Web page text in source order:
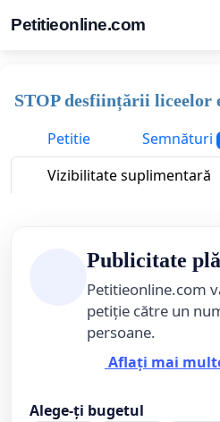
Petitieonline.com
STOP desființării liceelor
Petitie
Semnături
Vizibilitate suplimentară
Publicitate
Petitieonline.com
petiție către un
persoane.
Aflați mai
Alege-ți bugetul